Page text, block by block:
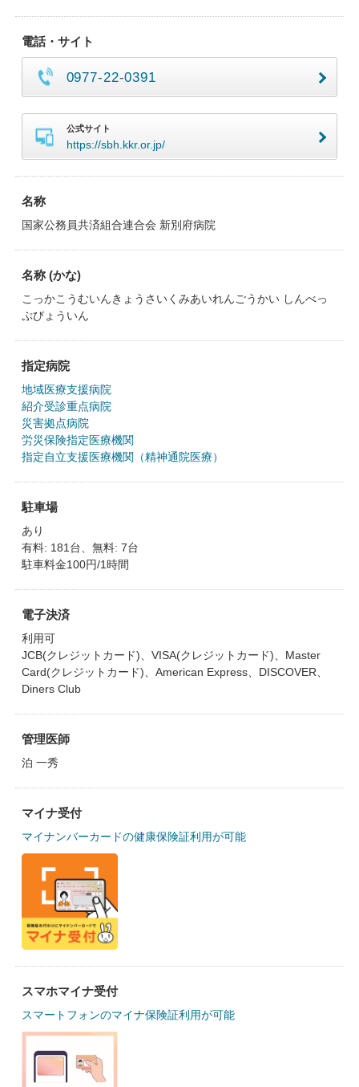
電話・サイト
0977-22-0391
公式サイト
https://sbh.kkr.or.jp/
名称
国家公務員共済組合連合会 新別府病院
名称 (かな)
こっかこうむいんきょうさいくみあいれんごうかい しんべっ
ぷびょういん
指定病院
地域医療支援病院
紹介受診重点病院
災害拠点病院
労災保険指定医療機関
指定自立支援医療機関（精神通院医療）
駐車場
あり
有料: 181台、無料: 7台
駐車料金100円/1時間
電子決済
利用可
JCB(クレジットカード)、VISA(クレジットカード)、Master
Card(クレジットカード)、American Express、DISCOVER、
Diners Club
管理医師
泊 一秀
マイナ受付
マイナンバーカードの健康保険証利用が可能
スマホマイナ受付
スマートフォンのマイナ保険証利用が可能